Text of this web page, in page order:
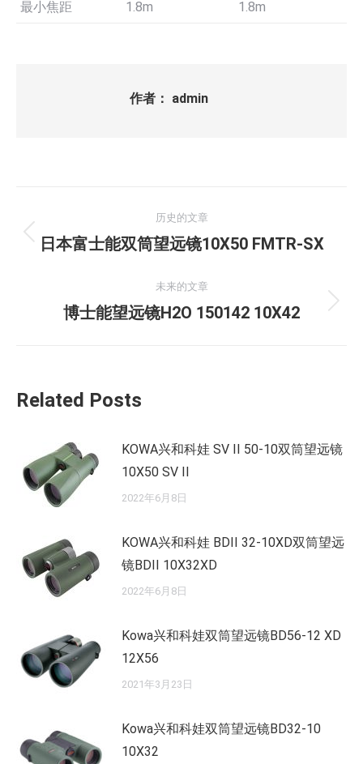
最小焦距 1.8m 1.8m
作者： admin
章
历史的文章
历
的
文
日本富士能双筒望远镜10X50 FMTR-SX
未来的文章
未
博士能望远镜H2O 150142 10X42
Related Posts
KOWA兴和科娃 SV II 50-10双筒望远镜
10X50 SV II
2022年6月8日
KOWA兴和科娃 BDII 32-10XD双筒望远
镜BDII 10X32XD
2022年6月8日
Kowa兴和科娃双筒望远镜BD56-12 XD
12X56
2021年3月23日
Kowa兴和科娃双筒望远镜BD32-10
10X32